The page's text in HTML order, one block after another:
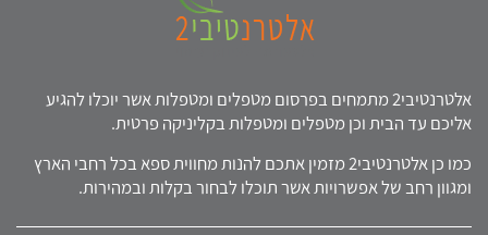
אלטרנטיבי2 מתמחים בפרסום מטפלים ומטפלות אשר יוכלו להגיע
אליכם עד הבית וכן מטפלים ומטפלות בקליניקה פרטית.
כמו כן אלטרנטיבי2 מזמין אתכם להנות מחווית ספא בכל רחבי הארץ
ומגוון רחב של אפשרויות אשר תוכלו לבחור בקלות ובמהירות.